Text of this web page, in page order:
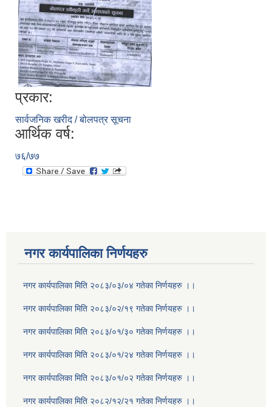
प्रकार:
सार्वजनिक खरीद / बोलपत्र सूचना
आर्थिक वर्ष:
७६/७७
नगर कार्यपालिका निर्णयहरु
नगर कार्यपालिका मिति २०८३/०३/०४ गतेका निर्णयहरु ।।
नगर कार्यपालिका मिति २०८३/०२/१९ गतेका निर्णयहरु ।।
नगर कार्यपालिका मिति २०८३/०१/३० गतेका निर्णयहरु ।।
नगर कार्यपालिका मिति २०८३/०१/२४ गतेका निर्णयहरु ।।
नगर कार्यपालिका मिति २०८३/०१/०२ गतेका निर्णयहरु ।।
नगर कार्यपालिका मिति २०८२/१२/२१ गतेका निर्णयहरु ।।